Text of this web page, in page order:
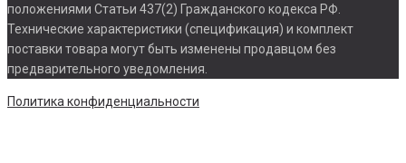
положениями Статьи 437(2) Гражданского кодекса РФ.
Технические характеристики (спецификация) и комплект
поставки товара могут быть изменены продавцом без
предварительного уведомления.
Политика конфиденциальности